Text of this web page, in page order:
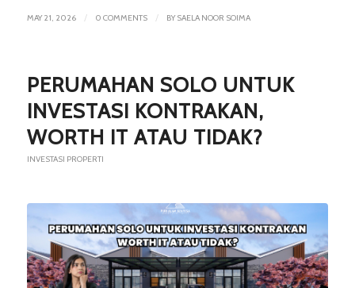
MAY 21, 2026 / 0 COMMENTS / BYSAELA NOOR SOIMA
PERUMAHAN SOLO UNTUK
INVESTASI KONTRAKAN,
WORTH IT ATAU TIDAK?
INVESTASI PROPERTI